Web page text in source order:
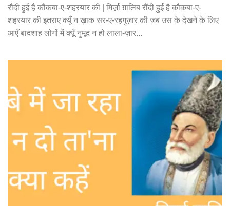
रौंदी हुई है कौकबा-ए-शहरयार की | मिर्ज़ा ग़ालिब रौंदी हुई है कौकबा-ए-
शहरयार की इतराए क्यूँ न ख़ाक सर-ए-रहगुज़ार की जब उस के देखने के लिए
आएँ बादशाह लोगों में क्यूँ नुमूद न हो लाला-ज़ार...